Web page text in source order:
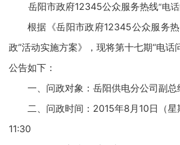
岳阳市政府12345公众服务热线“电
根据《岳阳市政府12345公众服务
政”活动实施方案》，现将第十七期“电话
公告如下：
一、问政对象：岳阳供电分公司副总
二、问政时间：2015年8月10日（
11:30